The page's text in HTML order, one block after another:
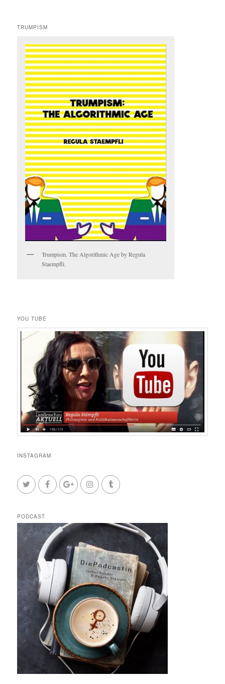
TRUMPISM
Trumpism. The Algorithmic Age by Regula
Staempfli.
YOU TUBE
INSTAGRAM
PODCAST